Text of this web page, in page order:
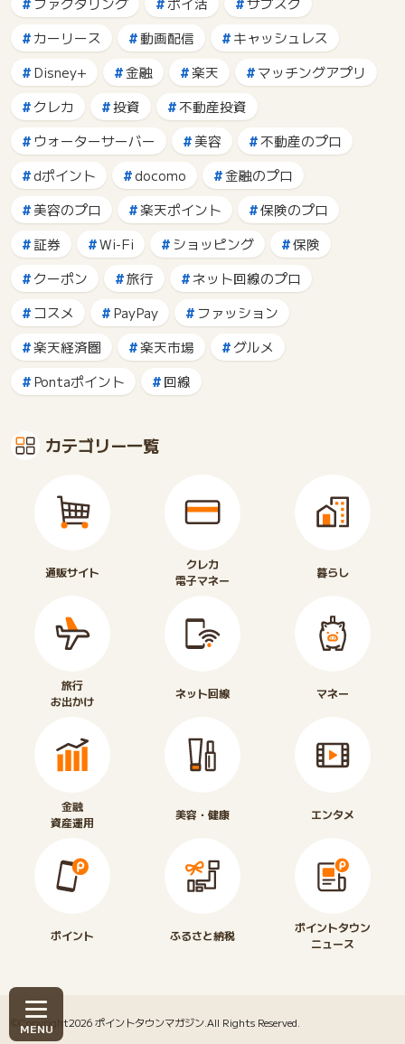
カーリース
動画配信
キャッシュレス
Disney+
金融 楽天
マッチングアプリ
クレカ
投資
不動産投資
ウォーターサーバー
美容
不動産のプロ
dポイント
docomo
金融のプロ
美容のプロ
楽天ポイント
保険のプロ
証券
Wi-Fi ショッピング
保険
クーポン
旅行
ネット回線のプロ
コスメ
PayPay
ファッション
楽天経済圏
楽天市場
グルメ
Pontaポイント
回線
カテゴリー一覧
通販サイト
クレカ
電子マネー
暮らし
旅行
お出かけ
ネット回線 マネー
金融
資産運用
美容・健康 エンタメ
ポイント ふるさと納税
ポイントタウン
ニュース
©Copyright2026ポイントタウンマガジン.All Rights Reserved.